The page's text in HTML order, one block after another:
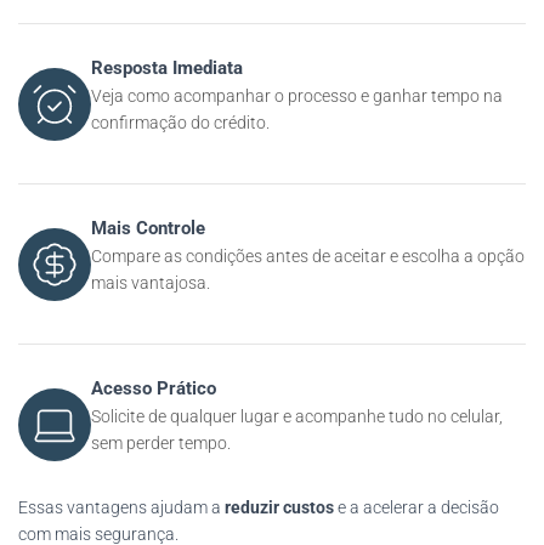
Resposta Imediata
Veja como acompanhar o processo e ganhar tempo na
confirmação do crédito.
Mais Controle
Compare as condições antes de aceitar e escolha a opção
mais vantajosa.
Acesso Prático
Solicite de qualquer lugar e acompanhe tudo no celular,
sem perder tempo.
Essas vantagens ajudam a reduzir custose a acelerar a decisão
com mais segurança.